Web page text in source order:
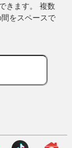
きます。 複数
をスペースで